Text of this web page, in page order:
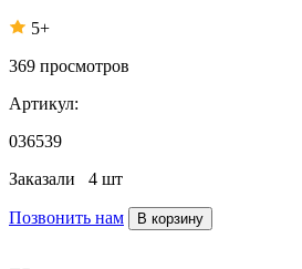
5+
369 просмотров
Артикул:
036539
Заказали 4 шт
Позвонить нам В корзину